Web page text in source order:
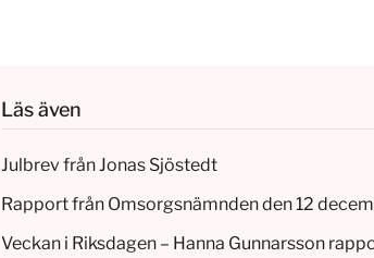
Läs även
Julbrev från Jonas Sjöstedt
Rapport från Omsorgsnämnden den 12
Veckan i Riksdagen – Hanna Gunnarsson